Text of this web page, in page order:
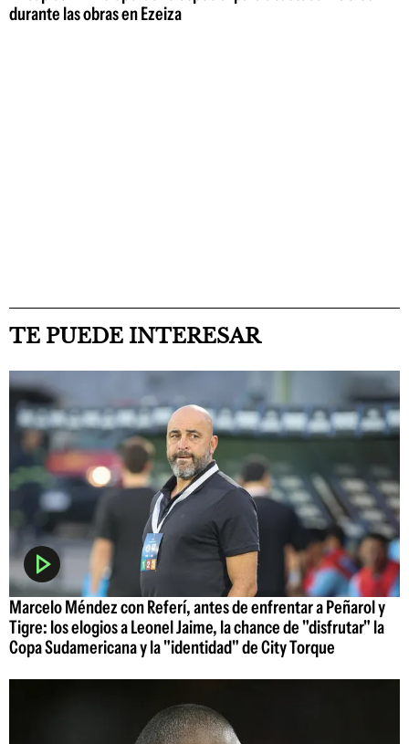
durante las obras en Ezeiza
TE PUEDE INTERESAR
Marcelo Méndez con Referí, antes de enfrentar a Peñarol y
Tigre: los elogios a Leonel Jaime, la chance de "disfrutar" la
Copa Sudamericana y la "identidad" de City Torque